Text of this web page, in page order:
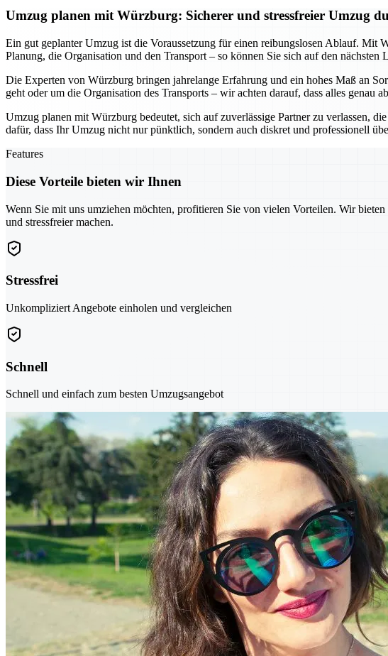
Umzug planen mit Würzburg: Sicherer und stressfreier Umzug
Ein gut geplanter Umzug ist die Voraussetzung für einen reibungslosen Ablauf. Mit
Planung, die Organisation und den Transport – so können Sie sich auf den
Die Experten von Würzburg bringen jahrelange Erfahrung und ein hohes Maß an
geht oder um die Organisation des Transports – wir achten darauf, dass alles genau
Umzug planen mit Würzburg bedeutet, sich auf zuverlässige Partner zu verlassen,
dafür, dass Ihr Umzug nicht nur pünktlich, sondern auch diskret und professionell
Features
Diese Vorteile bieten wir Ihnen
Wenn Sie mit uns umziehen möchten, profitieren Sie von vielen Vorteilen. Wir
und stressfreier machen.
Stressfrei
Unkompliziert Angebote einholen und vergleichen
Schnell
Schnell und einfach zum besten Umzugsangebot